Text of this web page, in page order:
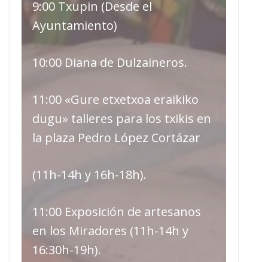
9:00 Txupin (Desde el
Ayuntamiento)
10:00 Diana de Dulzaineros.
11:00 «Gure etxetxoa eraikiko
dugu» talleres para los txikis en
la plaza Pedro López Cortázar
(11h-14h y 16h-18h).
11:00 Exposición de artesanos
en los Miradores (11h-14h y
16:30h-19h).